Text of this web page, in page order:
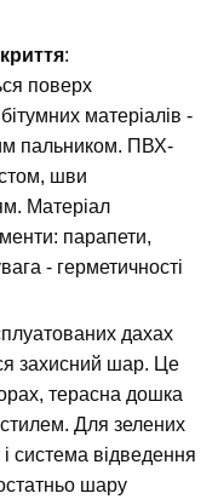
:
поверх
матеріалів -
пальником. ПВХ-
шви
Матеріал
парапети,
- герметичності
дахах
захисний шар. Це
терасна дошка
Для зелених
система відведення
шару